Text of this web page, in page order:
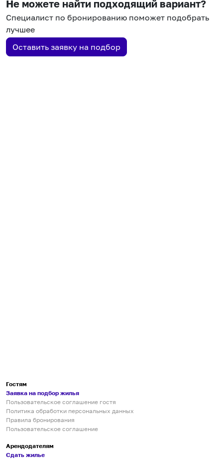
Не можете найти подходящий вариант?
Специалист по бронированию поможет подобрать
лучшее
Оставить заявку на подбор
Гостям
Заявка на подбор жилья
Пользовательское соглашение гостя
Политика обработки персональных данных
Правила бронирования
Пользовательское соглашение
Арендодателям
Сдать жилье